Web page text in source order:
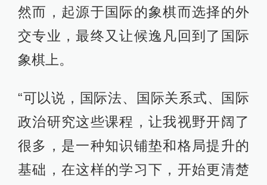
然而，起源于国际的象棋而选择的外
交专业，最终又让候逸凡回到了国际
象棋上。
“可以说，国际法、国际关系式、国际
政治研究这些课程，让我视野开阔了
很多，是一种知识铺垫和格局提升的
基础，在这样的学习下，开始更清楚